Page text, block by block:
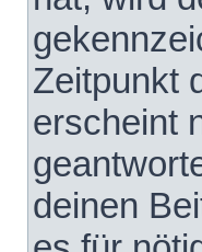
Zeitpunkt
erscheint
deinen